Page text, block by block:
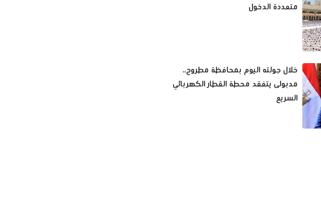
متعددة الدخول
خلال جولته اليوم بمحافظة مطروح..
مدبولى يتفقد محطة القطار الكهربائي
السريع